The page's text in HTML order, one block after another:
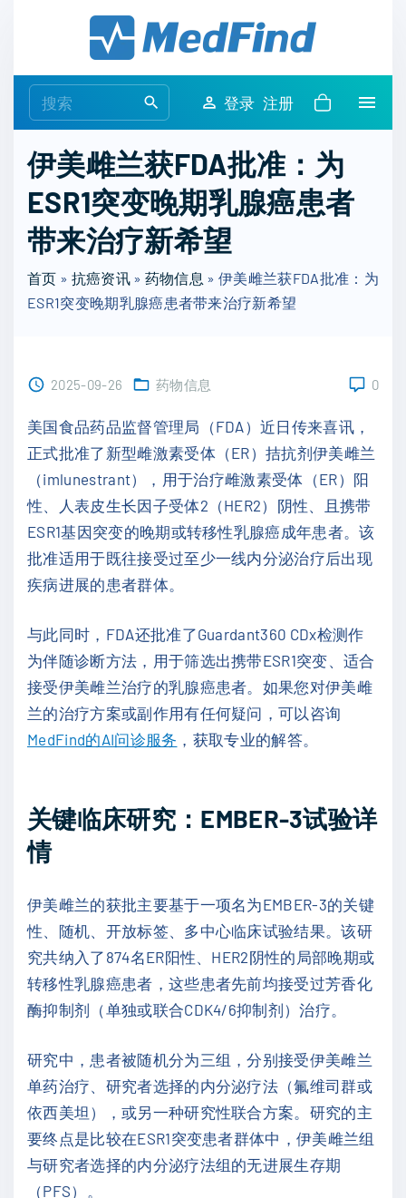
e
r
c
h
f
r
:
登录 注册
伊美雌兰获FDA批准：为
ESR1突变晚期乳腺癌患者
带来治疗新希望
首页 » 抗癌资讯» 药物信息 »伊美雌兰获FDA批准：为
ESR1突变晚期乳腺癌患者带来治疗新希望
2025-09-26 药物信息 0
美国食品药品监督管理局（FDA）近日传来喜讯，
正式批准了新型雌激素受体（ER）拮抗剂伊美雌兰
（imlunestrant），用于治疗雌激素受体（ER）阳
性、人表皮生长因子受体2（HER2）阴性、且携带
ESR1基因突变的晚期或转移性乳腺癌成年患者。该
批准适用于既往接受过至少一线内分泌治疗后出现
疾病进展的患者群体。
与此同时，FDA还批准了Guardant360 CDx检测作
为伴随诊断方法，用于筛选出携带ESR1突变、适合
接受伊美雌兰治疗的乳腺癌患者。如果您对伊美雌
兰的治疗方案或副作用有任何疑问，可以咨询
MedFind的AI问诊服务 ，获取专业的解答。
关键临床研究：EMBER-3试验详
情
伊美雌兰的获批主要基于一项名为EMBER-3的关键
性、随机、开放标签、多中心临床试验结果。该研
究共纳入了874名ER阳性、HER2阴性的局部晚期或
转移性乳腺癌患者，这些患者先前均接受过芳香化
酶抑制剂（单独或联合CDK4/6抑制剂）治疗。
研究中，患者被随机分为三组，分别接受伊美雌兰
单药治疗、研究者选择的内分泌疗法（氟维司群或
依西美坦），或另一种研究性联合方案。研究的主
要终点是比较在ESR1突变患者群体中，伊美雌兰组
与研究者选择的内分泌疗法组的无进展生存期
（PFS）。